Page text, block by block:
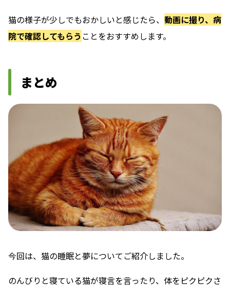
猫の様子が少しでもおかしいと感じたら、 動画に撮り、病
院で確認してもらうことをおすすめします。
まとめ
今回は、猫の睡眠と夢についてご紹介しました。
のんびりと寝ている猫が寝言を言ったり、体をピクピクさ